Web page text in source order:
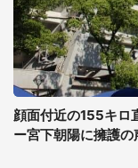
顔面付近の155キロ
ー宮下朝陽に擁護